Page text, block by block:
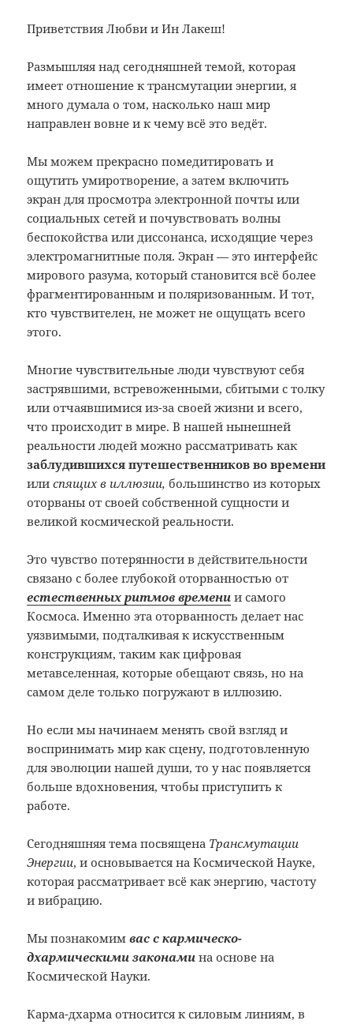
Приветствия Любви и Ин Лакеш!
Размышляя над сегодняшней темой, которая
имеет отношение к трансмутации энергии, я
много думала о том, насколько наш мир
направлен вовне и к чему всё это ведёт.
Мы можем прекрасно помедитировать и
ощутить умиротворение, а затем включить
экран для просмотра электронной почты или
социальных сетей и почувствовать волны
беспокойства или диссонанса, исходящие через
электромагнитные поля. Экран — это интерфейс
мирового разума, который становится всё более
фрагментированным и поляризованным. И тот,
кто чувствителен, не может не ощущать всего
этого.
Многие чувствительные люди чувствуют себя
застрявшими, встревоженными, сбитыми с толку
или отчаявшимися из-за своей жизни и всего,
что происходит в мире. В нашей нынешней
реальности людей можно рассматривать как
заблудившихся путешественников во времени
илиспящих в иллюзии, большинство из которых
оторваны от своей собственной сущности и
великой космической реальности.
Это чувство потерянности в действительности
связано с более глубокой оторванностью от
естественных ритмов времени и самого
Космоса. Именно эта оторванность делает нас
уязвимыми, подталкивая к искусственным
конструкциям, таким как цифровая
метавселенная, которые обещают связь, но на
самом деле только погружают в иллюзию.
Но если мы начинаем менять свой взгляд и
воспринимать мир как сцену, подготовленную
для эволюции нашей души, то у нас появляется
больше вдохновения, чтобы приступить к
работе.
Сегодняшняя тема посвящена Трансмутации
Энергии, и основывается на Космической Науке,
которая рассматривает всё как энергию, частоту
и вибрацию.
Мы познакомимвас с кармическо-
дхармическими законами на основе на
Космической Науки.
Карма-дхарма относится к силовым линиям, в